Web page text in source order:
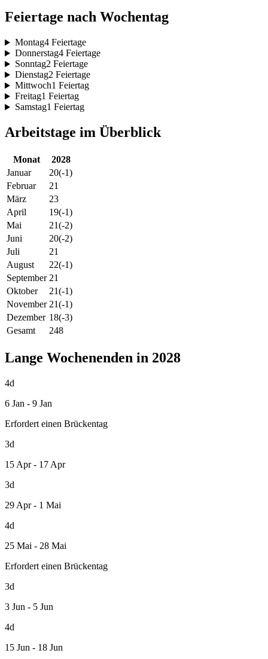
Feiertage nach Wochentag
Montag4 Feiertage
Donnerstag4 Feiertage
Sonntag2 Feiertage
Dienstag2 Feiertage
Mittwoch1 Feiertag
Freitag1 Feiertag
Samstag1 Feiertag
Arbeitstage im Überblick
Monat
2028
Januar
20(-1)
Februar
21
März
23
April
19(-1)
Mai
21(-2)
Juni
20(-2)
Juli
21
August
22(-1)
September 21
Oktober
21(-1)
November 21(-1)
Dezember 18(-3)
Gesamt
248
Lange Wochenenden in 2028
4d
6 Jan - 9 Jan
Erfordert einen Brückentag
3d
15 Apr - 17 Apr
3d
29 Apr - 1 Mai
4d
25 Mai - 28 Mai
Erfordert einen Brückentag
3d
3 Jun - 5 Jun
4d
15 Jun - 18 Jun